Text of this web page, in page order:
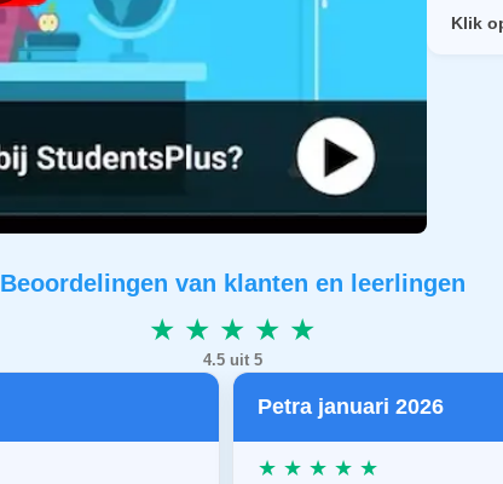
Klik
Beoordelingen van klanten en leerlingen
★ ★ ★ ★ ★
4.5 uit 5
Petra januari 2026
★ ★ ★ ★ ★